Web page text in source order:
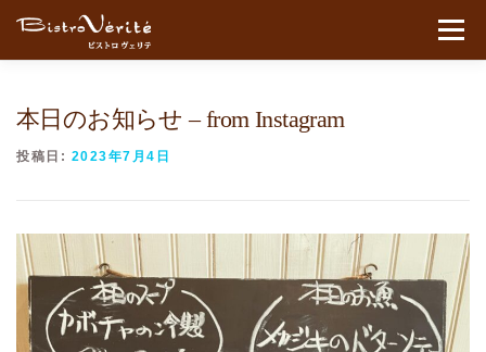
コンテンツへスキップ
メニュ
本日のお知らせ – from Instagram
投稿日: 2023年7月4日